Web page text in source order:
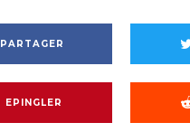
PARTAGER
EPINGLER